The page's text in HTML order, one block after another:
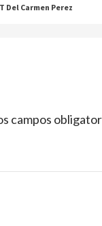
Del Carmen Perez
campos